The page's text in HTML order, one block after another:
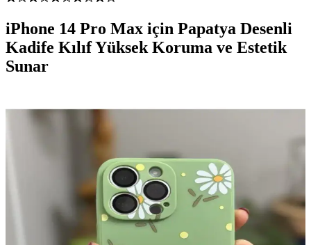
iPhone 14 Pro Max için Papatya Desenli
Kadife Kılıf Yüksek Koruma ve Estetik
Sunar